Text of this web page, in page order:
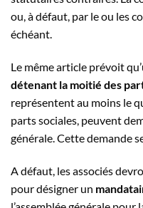
ou, à défaut, par le ou les
échéant.
Le même article prévoit
détenant la moitié des
représentent au moins le
parts sociales, peuvent
générale. Cette demande
A défaut, les associés
pour désigner un